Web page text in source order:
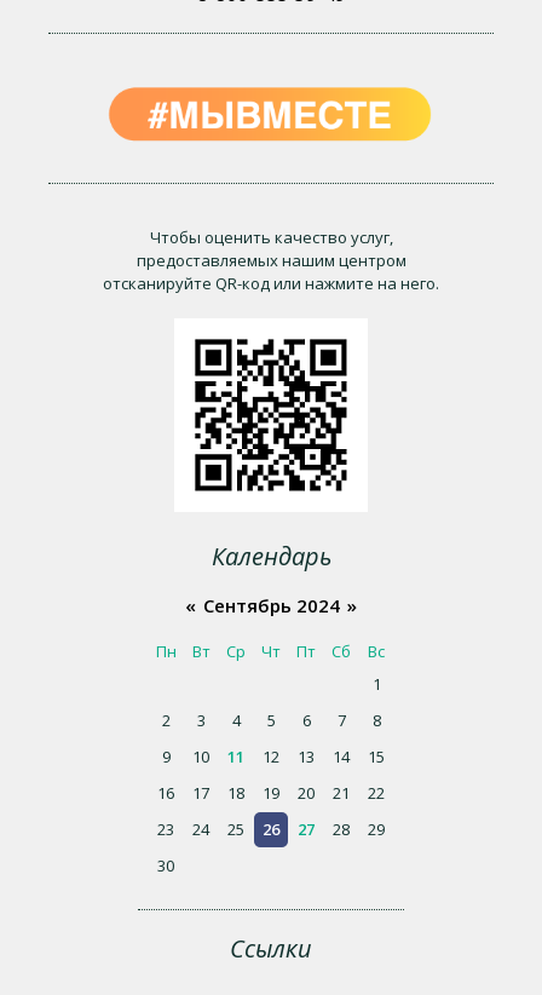
Чтобы оценить качество услуг,
предоставляемых нашим центром
отсканируйте QR-код или нажмите на него.
Календарь
« Сентябрь 2024 »
Пн Вт Ср Чт Пт Сб
Вс
1
2
3 4 5 6 7
8
9
10 11 12 13 14
15
16
17 18 19 20 21
22
23
24 25 26 27 28
29
30
Ссылки